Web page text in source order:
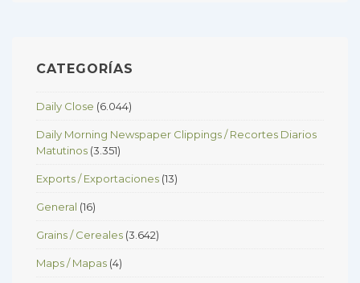
CATEGORÍAS
Daily Close (6.044)
Daily Morning Newspaper Clippings / Recortes Diarios
Matutinos (3.351)
Exports / Exportaciones (13)
General (16)
Grains / Cereales (3.642)
Maps / Mapas (4)